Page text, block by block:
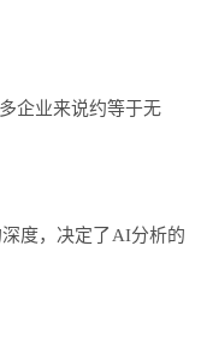
企业来说约等于无
度，决定了AI分析的